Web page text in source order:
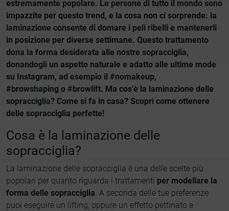
estremamente popolare. Le persone di tutto il mondo sono
impazzite per questo trend, e la cosa non ci sorprende: la
laminazione consente di domare i peli ribelli e mantenerli
in posizione per diverse settimane. Questo trattamento
dona la forma desiderata alle nostre sopracciglia,
donandogli un aspetto naturale e adatto alle ultime mode
su Instagram, ad esempio il #nomakeup,
#browshaping o #browlift. Ma cos'è la laminazione delle
sopracciglia? Come si fa in casa? Scopri come ottenere
delle sopracciglia perfette!
Cosa è la laminazione delle
sopracciglia?
La laminazione delle sopracciglia è una delle scelte più
popolari per quanto riguarda i trattamenti per modellare la
forma delle sopracciglia. A seconda delle tue preferenze
puoi eseguire un lifting, oppure un effetto pettinato e